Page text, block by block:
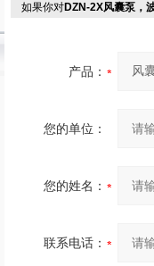
如果你对DZN-2X风囊泵，
产品：
您的单位：
您的姓名：
联系电话：